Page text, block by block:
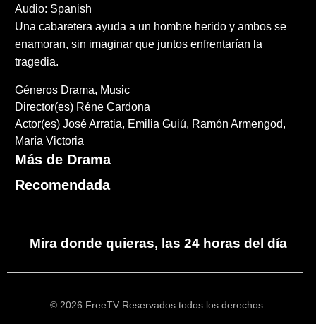
Audio: Spanish
Una cabaretera ayuda a un hombre herido y ambos se
enamoran, sin imaginar que juntos enfrentarían la
tragedia.
Géneros Drama
Music
Director(es) Réne Cardona
Actor(es) José Arratia Emilia Guiú
Ramón Armengod
María Victoria
Más de Drama
Recomendada
Mira donde quieras, las 24 horas del día
© 2026 FreeTV Reservados todos los derechos.